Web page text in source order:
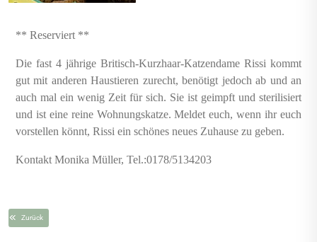
** Reserviert **
Die fast 4 jährige Britisch-Kurzhaar-Katzendame Rissi kommt
gut mit anderen Haustieren zurecht, benötigt jedoch ab und an
auch mal ein wenig Zeit für sich. Sie ist geimpft und sterilisiert
und ist eine reine Wohnungskatze. Meldet euch, wenn ihr euch
vorstellen könnt, Rissi ein schönes neues Zuhause zu geben.
Kontakt Monika Müller, Tel.:0178/5134203
Zurück